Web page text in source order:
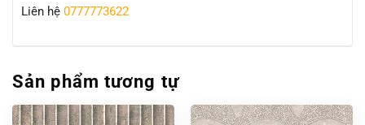
Liên hệ 0777773622
Sản phẩm tương tự